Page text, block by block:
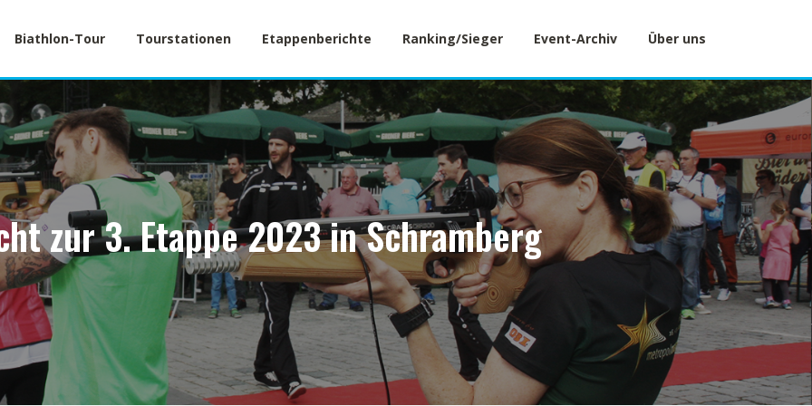
Biathlon-Tour Tourstationen Etappenberichte Ranking/Sieger Event-Archiv Über uns
zur 3. Etappe 2023 in Schramberg